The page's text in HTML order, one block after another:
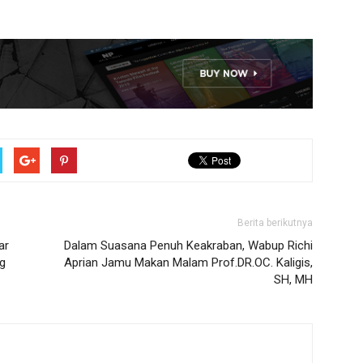
Berita berikutnya
Dalam Suasana Penuh Keakraban, Wabup Richi
Aprian Jamu Makan Malam Prof.DR.OC. Kaligis,
SH, MH